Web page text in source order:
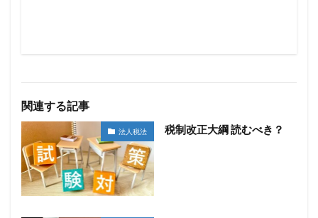
関連する記事
法人税法 税制改正大綱 読むべき？